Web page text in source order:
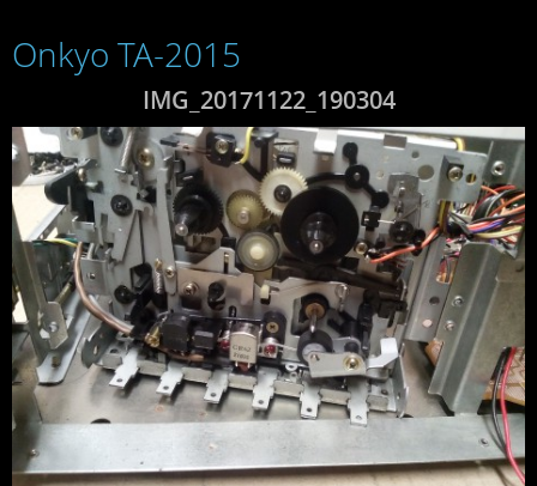
Onkyo TA-2015
IMG_20171122_190304